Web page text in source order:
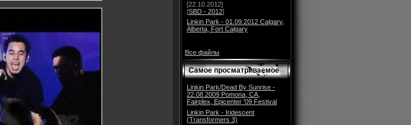
[22.10.2012]
[SBD - 2012]
Linkin Park - 01.09.2012 Calgary,
Alberta, Fort Calgary
Все файлы
Самое просматриваемое
Linkin Park/Dead By Sunrise -
22.08.2009 Pomona, CA,
Fairplex, Epicenter '09 Festival
Linkin Park - Iridescent
(Transformers 3)